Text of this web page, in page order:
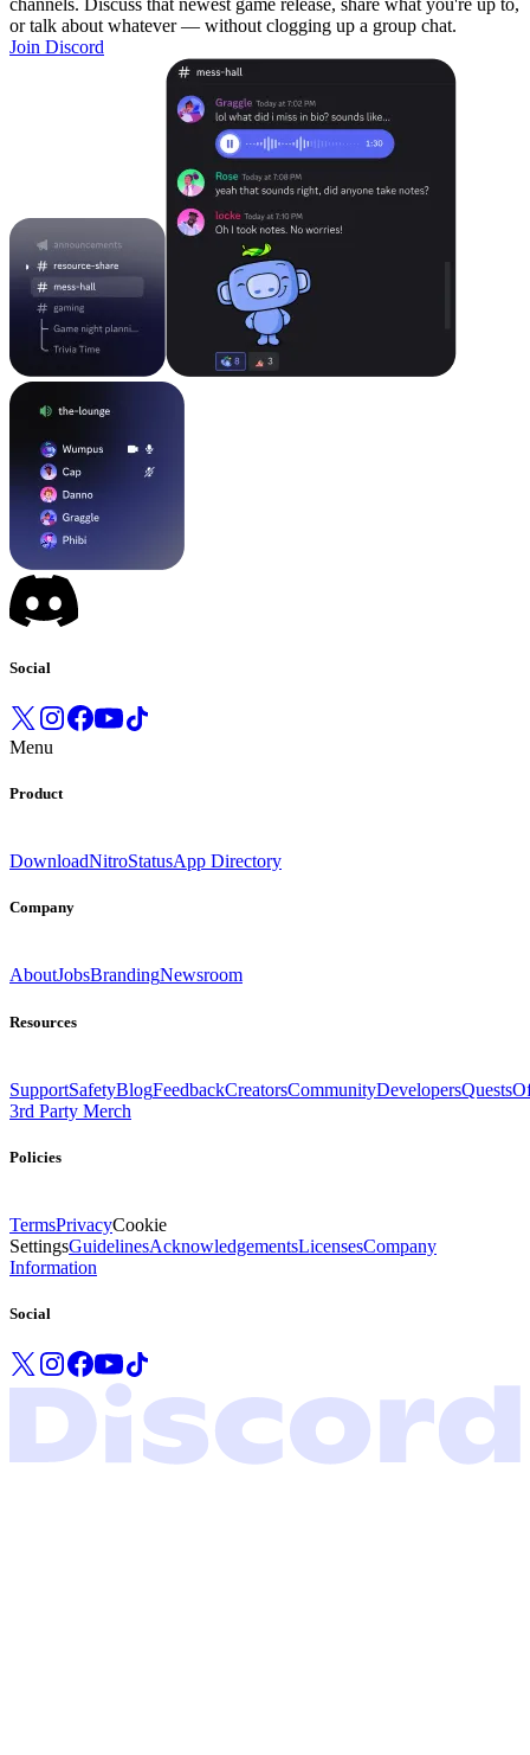
channels. Discuss that newest game release, share what you're up to,
or talk about whatever — without clogging up a group chat.
Join Discord
Social
Menu
Product
DownloadNitroStatusApp Directory
Company
AboutJobsBrandingNewsroom
Resources
SupportSafetyBlogFeedbackCreatorsCommunityDevelopersQuests
3rd Party Merch
Policies
TermsPrivacyCookie
SettingsGuidelinesAcknowledgementsLicensesCompany
Information
Social